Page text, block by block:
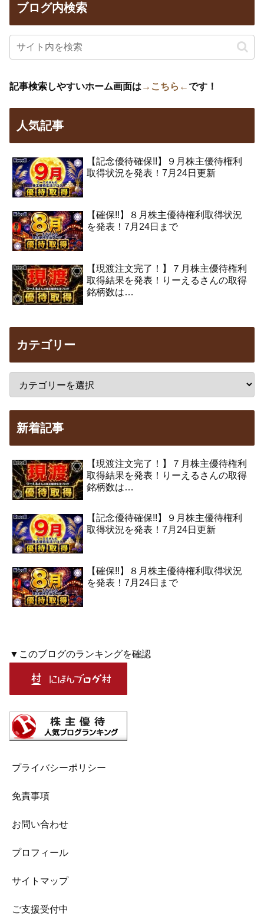
ブログ内検索
記事検索しやすいホーム画面は →こちら←です！
人気記事
【記念優待確保!!】９月株主優待権利
取得状況を発表！7月24日更新
【確保!!】８月株主優待権利取得状況
を発表！7月24日まで
【現渡注文完了！】７月株主優待権利
取得結果を発表！りーえるさんの取得
銘柄数は…
カテゴリー
新着記事
【現渡注文完了！】７月株主優待権利
取得結果を発表！りーえるさんの取得
銘柄数は…
【記念優待確保!!】９月株主優待権利
取得状況を発表！7月24日更新
【確保!!】８月株主優待権利取得状況
を発表！7月24日まで
▼このブログのランキングを確認
プライバシーポリシー
免責事項
お問い合わせ
プロフィール
サイトマップ
ご支援受付中